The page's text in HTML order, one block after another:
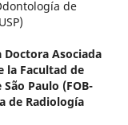
de
Doctora Asociada
la Facultad de
Paulo (FOB-
de Radiología